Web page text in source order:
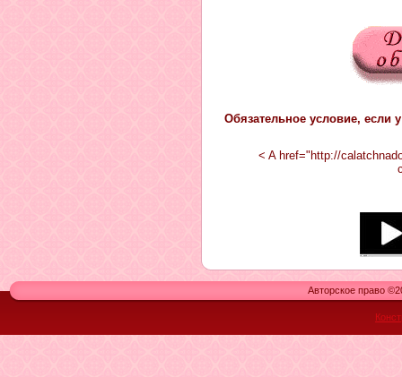
Обязательное условие, если
< A href="http://
Авторское право